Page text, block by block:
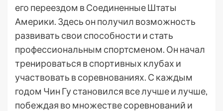
его переездом в Соединенные Штаты
Америки. Здесь он получил возможность
развивать свои способности и стать
профессиональным спортсменом. Он начал
тренироваться в спортивных клубах и
участвовать в соревнованиях. С каждым
годом Чин Гу становился все лучше и лучше,
побеждая во множестве соревнований и